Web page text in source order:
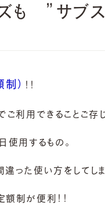
ズも ”サブ
） ！！
ご利用できることご存
使用するもの。
った使い方をしてしまう
制が便利！！